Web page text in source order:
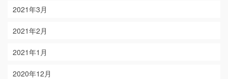
2021年3月
2021年2月
2021年1月
2020年12月